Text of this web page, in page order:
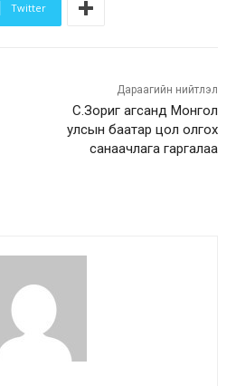
Twitter
Дараагийн нийтлэл
С.Зориг агсанд Монгол
улсын баатар цол олгох
санаачлага гаргалаа